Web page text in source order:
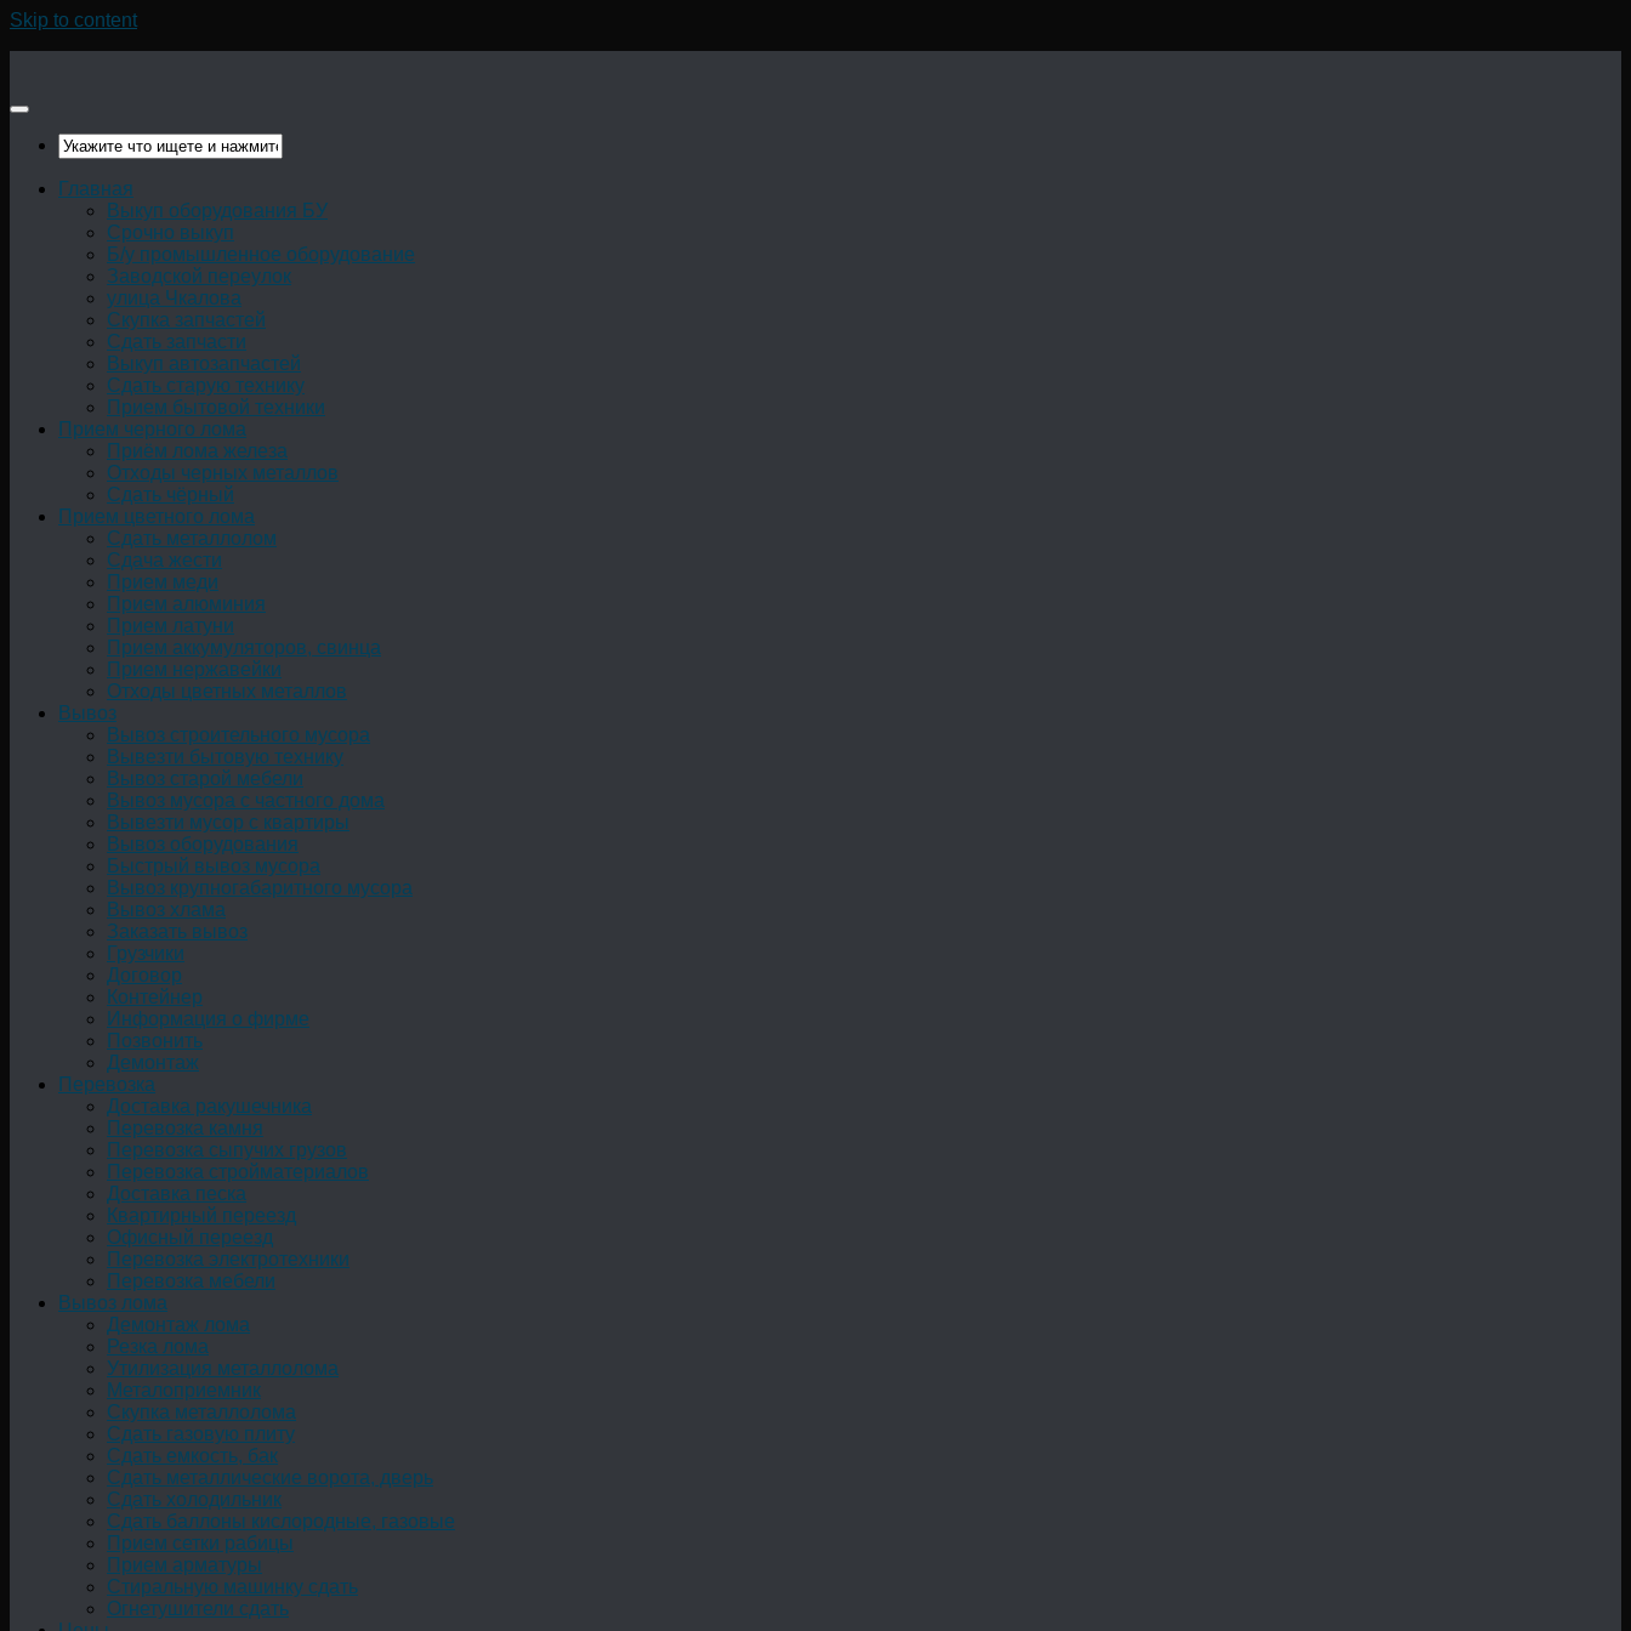
Skip to content
Главная
Выкуп оборудования БУ
Срочно выкуп
Б/у промышленное оборудование
Заводской переулок
улица Чкалова
Скупка запчастей
Сдать запчасти
Выкуп автозапчастей
Сдать старую технику
Прием бытовой техники
Прием черного лома
Приём лома железа
Отходы черных металлов
Сдать чёрный
Прием цветного лома
Сдать металлолом
Сдача жести
Прием меди
Прием алюминия
Прием латуни
Прием аккумуляторов, свинца
Прием нержавейки
Отходы цветных металлов
Вывоз
Вывоз строительного мусора
Вывезти бытовую технику
Вывоз старой мебели
Вывоз мусора с частного дома
Вывезти мусор с квартиры
Вывоз оборудования
Быстрый вывоз мусора
Вывоз крупногабаритного мусора
Вывоз хлама
Заказать вывоз
Грузчики
Договор
Контейнер
Информация о фирме
Позвонить
Демонтаж
Перевозка
Доставка ракушечника
Перевозка камня
Перевозка сыпучих грузов
Перевозка стройматериалов
Доставка песка
Квартирный переезд
Офисный переезд
Перевозка электротехники
Перевозка мебели
Вывоз лома
Демонтаж лома
Резка лома
Утилизация металлолома
Металоприемник
Скупка металлолома
Сдать газовую плиту
Сдать емкость, бак
Cдать металлические ворота, дверь
Сдать холодильник
Сдать баллоны кислородные, газовые
Прием сетки рабицы
Прием арматуры
Стиральную машинку сдать
Огнетушители сдать